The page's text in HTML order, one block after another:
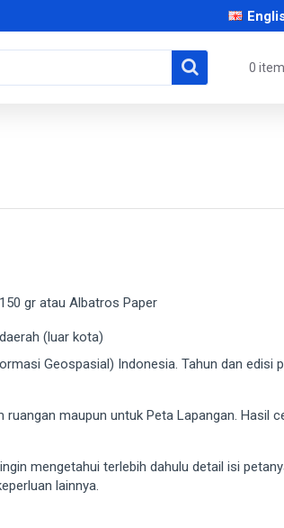
0
gr atau Albatros Paper
(luar kota)
Geospasial) Indonesia. Tahun dan edisi
ruangan maupun untuk Peta Lapangan. Hasil
mengetahui terlebih dahulu detail isi
lainnya.